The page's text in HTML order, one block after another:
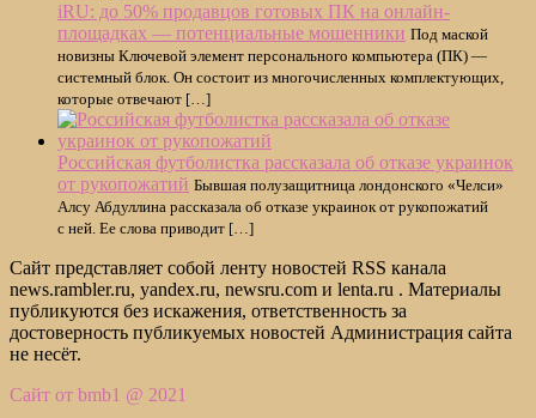
iRU: до 50% продавцов готовых ПК на онлайн-
площадках — потенциальные мошенники Под маской
новизны Ключевой элемент персонального компьютера (ПК) —
системный блок. Он состоит из многочисленных комплектующих,
которые отвечают […]
Российская футболистка рассказала об отказе украинок
от рукопожатий Бывшая полузащитница лондонского «Челси»
Алсу Абдуллина рассказала об отказе украинок от рукопожатий
с ней. Ее слова приводит […]
Сайт представляет собой ленту новостей RSS канала
news.rambler.ru, yandex.ru, newsru.com и lenta.ru . Материалы
публикуются без искажения, ответственность за
достоверность публикуемых новостей Администрация сайта
не несёт.
Сайт от bmb1 @ 2021